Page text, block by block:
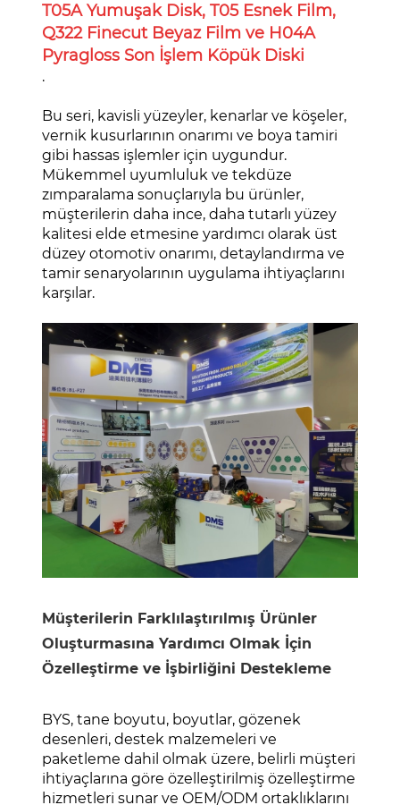
T05A Yumuşak Disk, T05 Esnek Film,
Q322 Finecut Beyaz Film ve H04A
Pyragloss Son İşlem Köpük Diski
.
Bu seri, kavisli yüzeyler, kenarlar ve köşeler,
vernik kusurlarının onarımı ve boya tamiri
gibi hassas işlemler için uygundur.
Mükemmel uyumluluk ve tekdüze
zımparalama sonuçlarıyla bu ürünler,
müşterilerin daha ince, daha tutarlı yüzey
kalitesi elde etmesine yardımcı olarak üst
düzey otomotiv onarımı, detaylandırma ve
tamir senaryolarının uygulama ihtiyaçlarını
karşılar.
Müşterilerin Farklılaştırılmış Ürünler
Oluşturmasına Yardımcı Olmak İçin
Özelleştirme ve İşbirliğini Destekleme
BYS, tane boyutu, boyutlar, gözenek
desenleri, destek malzemeleri ve
paketleme dahil olmak üzere, belirli müşteri
ihtiyaçlarına göre özelleştirilmiş özelleştirme
hizmetleri sunar ve OEM/ODM ortaklıklarını